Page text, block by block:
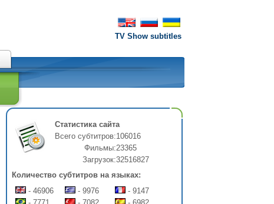
TV Show subtitles
Статистика сайта
Всего субтитров:106016
Фильмы:23365
Загрузок:32516827
Количество субтитров на языках:
- 46906
- 9976
- 9147